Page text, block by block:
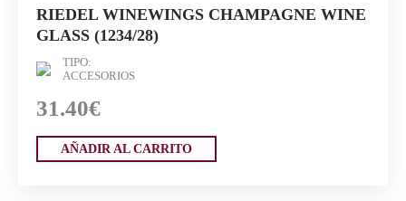
RIEDEL WINEWINGS CHAMPAGNE WINE
GLASS (1234/28)
TIPO:
ACCESORIOS
31.40€
AÑADIR AL CARRITO